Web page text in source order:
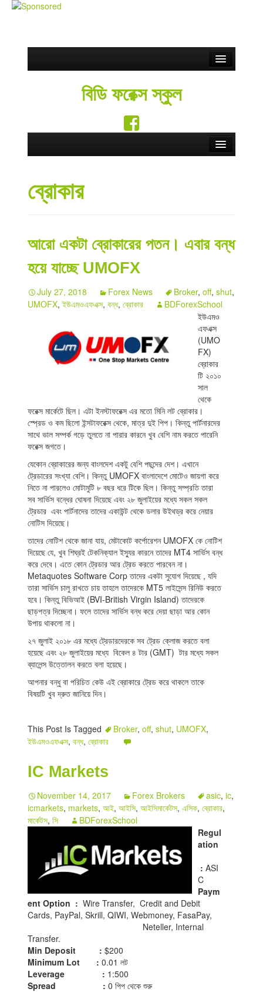
English
বিডি ফরেক্স স্কুল
Forex School
Forex Brokers
Download
Open a live account
ব্রোকার
আরো একটা ব্রোকারের পতন। এবার বন্ধ
হয়ে যাচ্ছে UMOFX
July 27, 2018 Forex News Broker,off,shut,
UMOFX,ইউএমওএফএক্স,বন্ধ,ব্রোকার
BDForexSchool
ইউএমও
এফএক্স
(UMO
FX)
ব্রোকার
টি ২০১০
সাল
থেকে
ফরেক্স মার্কেটে ছিল। এটা ইনস্টাফরেক্স এর মতো মিনি লট ব্রোকার।
স্প্রেড ও কম ছিলো ইন্সটাফরেক্স থেকে, মাত্র দুই পিপ। কিন্তু পার্টনারদের
সাথে ভাল সম্পর্ক গড়ে তুলতে না পারার কারনে খুব বেশি নাম করতে পারেনি
ফরেক্স জগতে।
যেকোন ব্রোকারের জন্য বাংলদেশ একটু বেশি পছন্দের দেশ। এখানে
ট্রেডারের সংখ্যা বেশি। কিন্তু UMOFX বাংলাদেশে মোটেও জায়গা করে
নিতে না পারলেও মোটামুটি ৮ বছর ধরে টিকে ছিল। কিন্তু সম্প্রতি তারা
সব সার্ভিস বন্ধের ঘোষনা দিয়েছে এবং ২৮ জুলাইয়ের মধ্যে সকল সকল
ট্রেডার এবং পার্টনাদের তাদের একাউন্ট থেকে ডলার উইথড্র করে নেয়ার
নোটিস দিয়েছে।
তাদের নোটিশ থেকে জানা যায়, মেটাকোট কর্পোরেশন UMOFX কে নোটিশ
দিয়েছে যে, খুব শিঘ্রই টেকনিক্যাল ইস্যুর কারনে তাদের MT4 সার্ভিস বন্ধ
করে দেবে। এতে কোন ট্রেডার আর ট্রেড করতে পারবেন না।
Metaquotes Software Corp তাদের একটা সুযোগ দিয়েছে , যদি
তারা সার্ভিস চালু রাখতে চায় তাহলে তাদেরকে MT5 লাইসেন্স রিনিউ করতে
হবে। কিন্তু বিভিআই (BVI-British Virgin Island) তাদেরকে
ছাড়পত্র দিচ্ছেনা। ফলে তাদের সার্ভিস বন্ধ করে দেয়া ছাড়া আর কোন
উপায় থাকলো না।
২৭ জুলাই ২০১৮ এর মধ্যে ট্রেডারদেরকে সব ট্রেড ক্লোজ করতে বলা
হয়েছে এবং ২৮ জুলাইয়ের মধ্যে বিকেল ৪ টার (GMT) টার মধ্যে সকল
ব্যালেন্স উত্তোলন করতে বলা হয়েছে।
আপনার বন্ধু বা পরিচিত কেউ এই ব্রোকারে ট্রেড করে থাকলে তাকে
বিষয়টি খুব দ্রুত জানিয়ে দিন।
This Post Is Tagged Broker,off,shut, UMOFX,
ইউএমওএফএক্স,বন্ধ,ব্রোকার
IC Markets
November 14, 2017 Forex Brokers asic,ic,
icmarkets, markets,আই,আইসি,আইসিমার্কেটস,এসিক,ব্রোকার,
মার্কেটস,সি
BDForexSchool
Regul
ation
: ASI
C
Paym
ent Option : Wire Transfer, Credit and Debit
Cards, PayPal, Skrill, QIWI, Webmoney, FasaPay,
Neteller, Internal
Transfer.
Min Deposit : $200
Minimum Lot : 0.01 লট
Leverage : 1:500
Spread : 0 পিপ থেকে শুরু